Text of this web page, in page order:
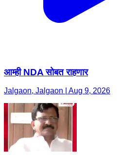
आम्ही NDA सोबत राहणार
Jalgaon, Jalgaon | Aug 9, 2026